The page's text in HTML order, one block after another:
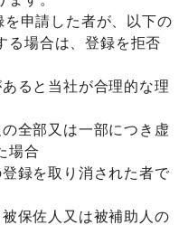
申請した者が、以下の
る場合は、登録を拒否
ると当社が合理的な理
全部又は一部につき虚
場合
録を取り消された者で
保佐人又は被補助人の